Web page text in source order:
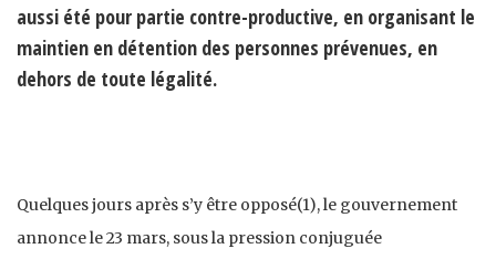
aussi été pour partie contre-productive, en organisant le
maintien en détention des personnes prévenues, en
dehors de toute légalité.
Quelques jours après s’y être opposé(1), le gouvernement
annonce le 23 mars, sous la pression conjuguée